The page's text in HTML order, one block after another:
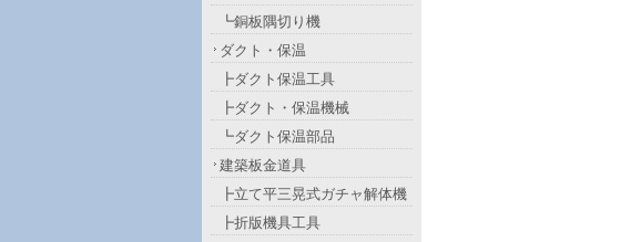
┗銅板隅切り機
ダクト・保温
┣ダクト保温工具
┣ダクト・保温機械
┗ダクト保温部品
建築板金道具
┣立て平三晃式ガチャ解体機
┣折版機具工具